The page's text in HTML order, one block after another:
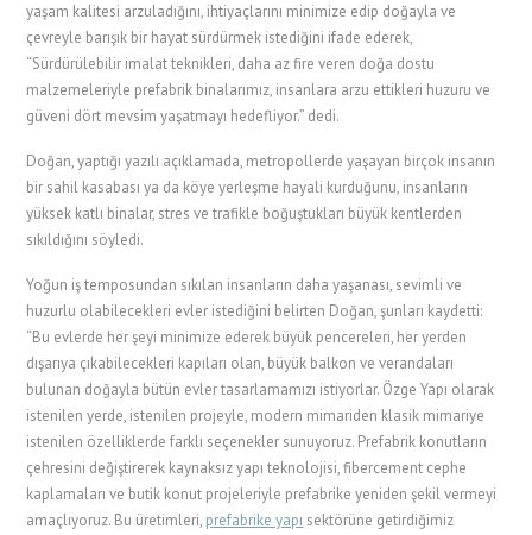
yaşam kalitesi arzuladığını, ihtiyaçlarını minimize edip doğayla ve
çevreyle barışık bir hayat sürdürmek istediğini ifade ederek,
“Sürdürülebilir imalat teknikleri, daha az fire veren doğa dostu
malzemeleriyle prefabrik binalarımız, insanlara arzu ettikleri huzuru ve
güveni dört mevsim yaşatmayı hedefliyor.” dedi.
Doğan, yaptığı yazılı açıklamada, metropollerde yaşayan birçok insanın
bir sahil kasabası ya da köye yerleşme hayali kurduğunu, insanların
yüksek katlı binalar, stres ve trafikle boğuştukları büyük kentlerden
sıkıldığını söyledi.
Yoğun iş temposundan sıkılan insanların daha yaşanası, sevimli ve
huzurlu olabilecekleri evler istediğini belirten Doğan, şunları kaydetti:
“Bu evlerde her şeyi minimize ederek büyük pencereleri, her yerden
dışarıya çıkabilecekleri kapıları olan, büyük balkon ve verandaları
bulunan doğayla bütün evler tasarlamamızı istiyorlar. Özge Yapı olarak
istenilen yerde, istenilen projeyle, modern mimariden klasik mimariye
istenilen özelliklerde farklı seçenekler sunuyoruz. Prefabrik konutların
çehresini değiştirerek kaynaksız yapı teknolojisi, fibercement cephe
kaplamaları ve butik konut projeleriyle prefabrike yeniden şekil vermeyi
amaçlıyoruz. Bu üretimleri, prefabrike yapı sektörüne getirdiğimiz